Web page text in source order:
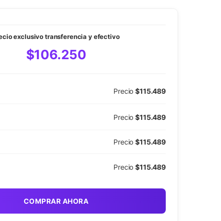
exclusivo transferencia y efectivo
$106.250
Precio$115.489
Precio$115.489
Precio$115.489
Precio$115.489
COMPRAR AHORA